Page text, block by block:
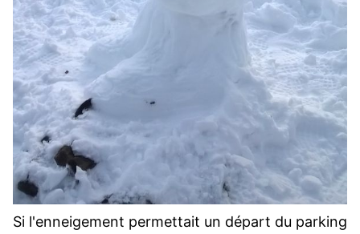
Si l'enneigement permettait un départ du parking